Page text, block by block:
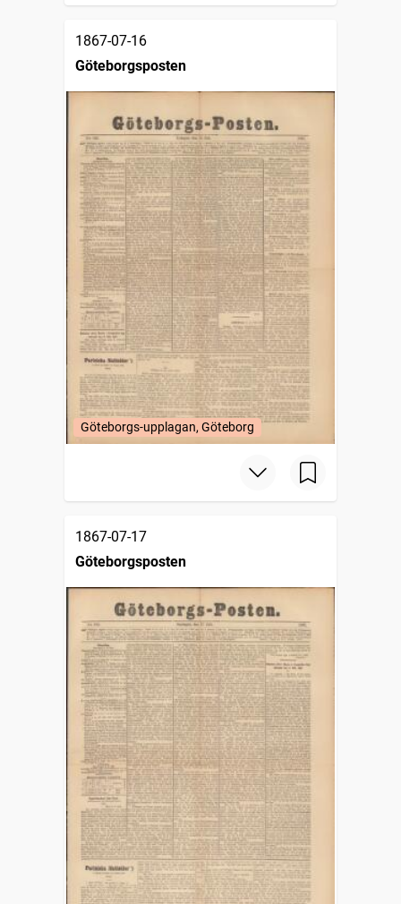
1867-07-16
Göteborgsposten
Göteborgs-upplagan, Göteborg
1867-07-17
Göteborgsposten